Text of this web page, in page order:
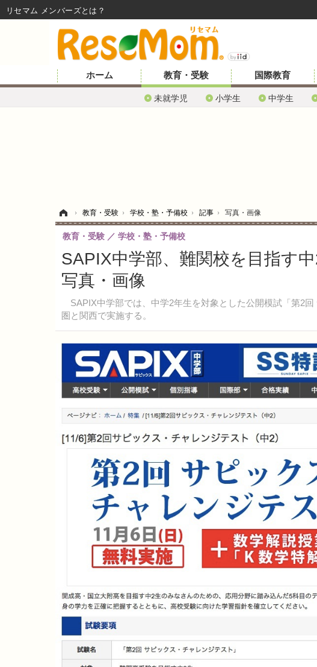
ホーム 教育・受験
未就学児 小学生 中学生
国際教育
› 教育・受験 › 学校・塾・予備校 › 記事 › 写真・画像
SAPIX中学部、難関校を目指す
写真・画像
SAPIX中学部では、中学2年生を対象とした公開模試「第2
圏と関西で実施する。
教育・受験 学校・塾・予備校
リセマム メンバーズ